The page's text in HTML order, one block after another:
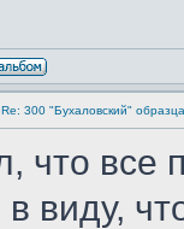
Re: 300 "Бухаловский"
что все
виду,